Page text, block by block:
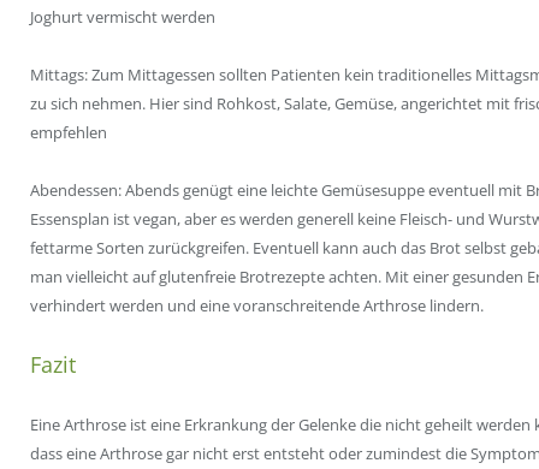
Joghurt vermischt werden
Mittags: Zum Mittagessen sollten Patienten kein traditionelles
zu sich nehmen. Hier sind Rohkost, Salate, Gemüse, angerichtet mit
empfehlen
Abendessen: Abends genügt eine leichteGemüsesuppeeventuell mit
Essensplan ist vegan, aber es werden generell keine Fleisch- und
fettarme Sorten zurückgreifen. Eventuell kann auch das Brot selbst
man vielleicht aufglutenfreie Brotrezepteachten. Mit einer gesunden
verhindert werden und eine voranschreitende Arthrose lindern.
Fazit
Eine Arthrose ist eine Erkrankung der Gelenke die nicht geheilt
dass eine Arthrose gar nicht erst entsteht oder zumindest die